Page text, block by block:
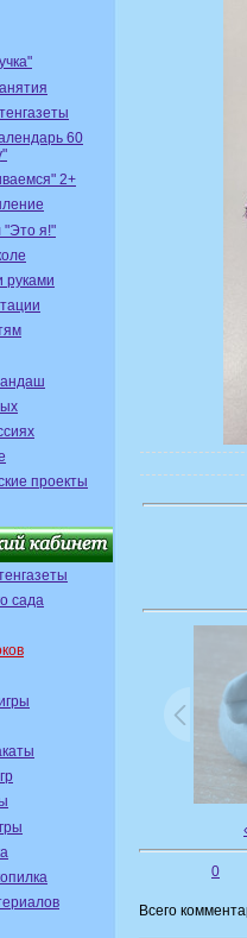
60
2+
"Это я!"
руками
проекты
сада
0
Всего